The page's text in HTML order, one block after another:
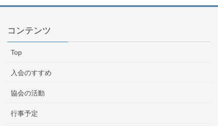
コンテンツ
Top
入会のすすめ
協会の活動
行事予定